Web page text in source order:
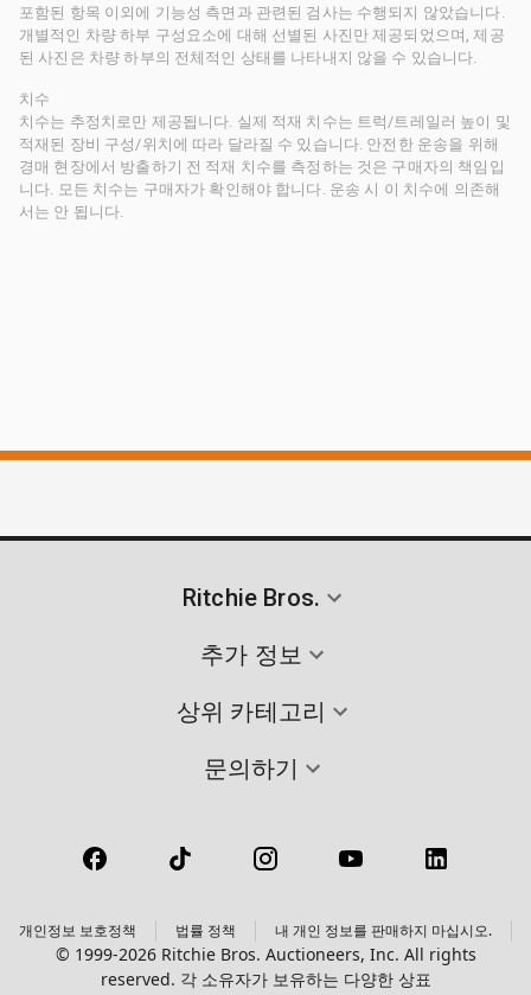
포함된 항목 이외에 기능성 측면과 관련된 검사는 수행되지 않았습니다.
개별적인 차량 하부 구성요소에 대해 선별된 사진만 제공되었으며, 제공
된 사진은 차량 하부의 전체적인 상태를 나타내지 않을 수 있습니다.
치수
치수는 추정치로만 제공됩니다. 실제 적재 치수는 트럭/트레일러 높이 및
적재된 장비 구성/위치에 따라 달라질 수 있습니다. 안전한 운송을 위해
경매 현장에서 방출하기 전 적재 치수를 측정하는 것은 구매자의 책임입
니다. 모든 치수는 구매자가 확인해야 합니다. 운송 시 이 치수에 의존해
서는 안 됩니다.
Ritchie Bros.
추가 정보
상위 카테고리
문의하기
개인정보 보호정책 법률 정책 내 개인 정보를 판매하지 마십시오.
© 1999-2026 Ritchie Bros. Auctioneers, Inc. All rights
reserved. 각 소유자가 보유하는 다양한 상표